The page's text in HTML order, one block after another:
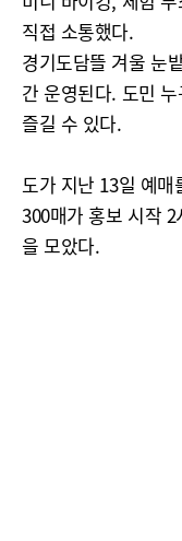
직접 소통했다.
경기도담뜰 겨울 눈
간 운영된다. 도민
즐길 수 있다.
도가 지난 13일 예매
300매가 홍보 시작
을 모았다.